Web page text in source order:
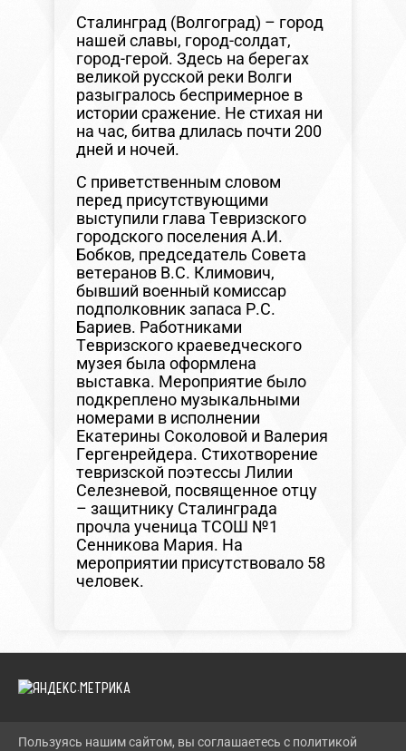
Сталинград (Волгоград) – город
нашей славы, город-солдат,
город-герой. Здесь на берегах
великой русской реки Волги
разыгралось беспримерное в
истории сражение. Не стихая ни
на час, битва длилась почти 200
дней и ночей.
С приветственным словом
перед присутствующими
выступили глава Тевризского
городского поселения А.И.
Бобков, председатель Совета
ветеранов В.С. Климович,
бывший военный комиссар
подполковник запаса Р.С.
Бариев. Работниками
Тевризского краеведческого
музея была оформлена
выставка. Мероприятие было
подкреплено музыкальными
номерами в исполнении
Екатерины Соколовой и Валерия
Гергенрейдера. Стихотворение
тевризской поэтессы Лилии
Селезневой, посвященное отцу
– защитнику Сталинграда
прочла ученица ТСОШ №1
Сенникова Мария. На
мероприятии присутствовало 58
человек.
2026 Г. TEVRIZLIB.RU
Пользуясь нашим сайтом, вы соглашаетесь с политикой